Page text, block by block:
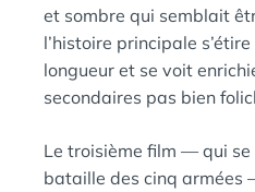
et sombre qui semblait
l’histoire principale
longueur et se voit
secondaires pas bien
Le troisième film — qui se
bataille des cinq armées